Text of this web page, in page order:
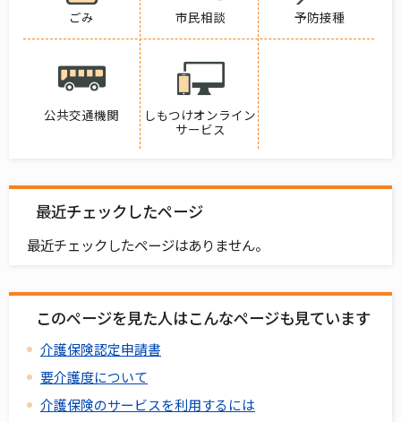
ごみ 市民相談 予防接種
公共交通機関
しもつけオンライン
サービス
最近チェックしたページ
最近チェックしたページはありません。
このページを見た人はこんなページも見ています
介護保険認定申請書
要介護度について
介護保険のサービスを利用するには